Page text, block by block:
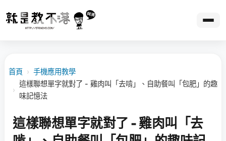
首頁 › 手機應用教學
›
這樣聯想單字就對了 - 雞肉叫「去啃」、自助餐叫「包肥」的趣
味記憶法
這樣聯想單字就對了 - 雞肉叫「去